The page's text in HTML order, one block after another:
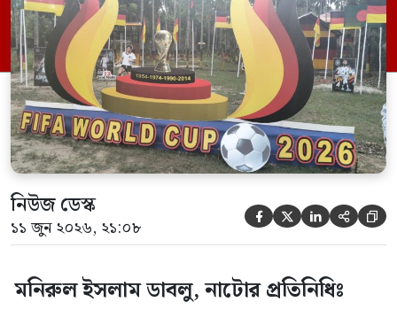
স্থানীয় ফুটবলপ্রেমীদের মধ্যে উম্মাদনা ছড়াতে
তার বাড়ি ও আঙিনাকে রীতিমতো জার্মান ল্যান্ড
তৈরি করেছে| তার প্রিয় দল জার্মানিকে
উপস্থাপন করেছে […]
নিউজ ডেস্ক
১১ জুন ২০২৬, ২১:০৮     
মনিরুল ইসলাম ডাবলু, নাটোর প্রতিনিধিঃ